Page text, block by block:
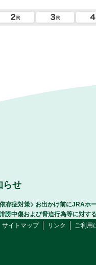
らせ
存症対策 お出かけ前にJRAホ
謗中傷および脅迫行為等に対す
サイトマップ リンク ご利用